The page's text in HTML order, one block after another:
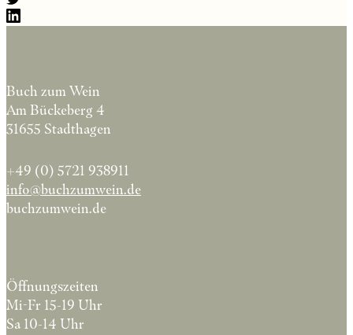
Buch zum Wein
Am Bückeberg 4
31655 Stadthagen
+49 (0) 5721 938911
info@buchzumwein.de
buchzumwein.de
Öffnungszeiten
Mi-Fr 15-19 Uhr
Sa 10-14 Uhr